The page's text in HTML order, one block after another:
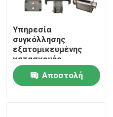
Σπίτι
Προϊόντα
Υπηρεσία
συγκόλλησης
εξατομικευμένης
κατασκευής
Αποστολή